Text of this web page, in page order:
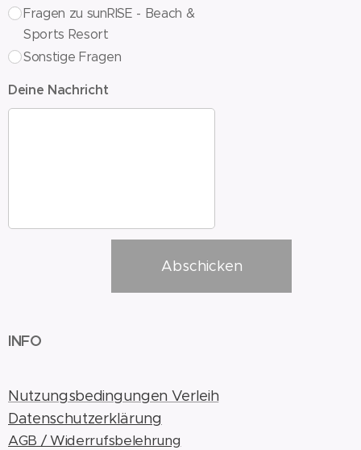
Fragen zu sunRISE - Beach &
Sports Resort
Sonstige Fragen
Deine Nachricht
Abschicken
INFO
Nutzungsbedingungen Verleih
Datenschutzerklärung
AGB / Widerrufsbelehrung